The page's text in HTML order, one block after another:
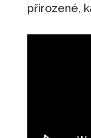
přirozené,